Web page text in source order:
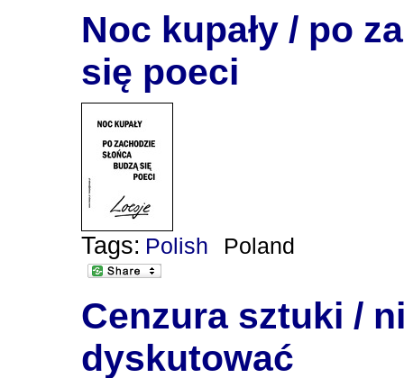
Noc kupały / po
się poeci
Tags: Polish Poland
Cenzura sztuki /
dyskutować